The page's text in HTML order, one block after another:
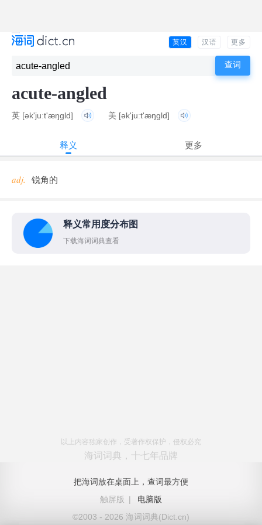
英汉 汉语 更多
acute-angled
英 [ək'juːt'æŋɡld] 美 [ək'juːt'æŋɡld]
释义 更多
adj. 锐角的
释义常用度分布图
下载海词词典查看
以上内容独家创作，受著作权保护，侵权必究
海词词典，十七年品牌
把海词放在桌面上，查词最方便
触屏版
|
电脑版
©2003 - 2026 海词词典(Dict.cn)